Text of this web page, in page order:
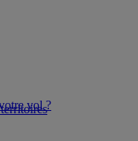
vol ?